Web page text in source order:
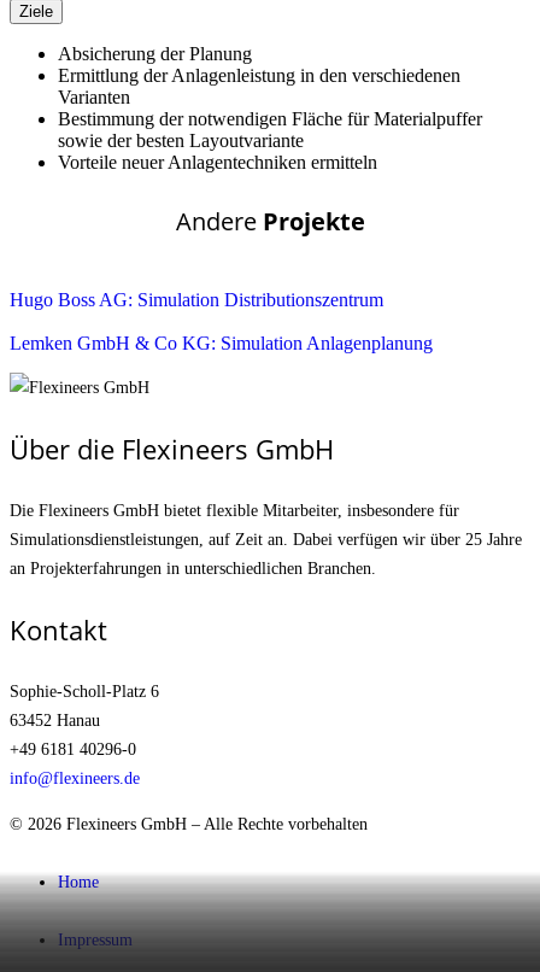
Ziele
Absicherung der Planung
Ermittlung der Anlagenleistung in den verschiedenen
Varianten
Bestimmung der notwendigen Fläche für Materialpuffer
sowie der besten Layoutvariante
Vorteile neuer Anlagentechniken ermitteln
Andere Projekte
Hugo Boss AG: Simulation Distributionszentrum
Lemken GmbH & Co KG: Simulation Anlagenplanung
Über die Flexineers GmbH
Die Flexineers GmbH bietet flexible Mitarbeiter, insbesondere für
Simulationsdienstleistungen, auf Zeit an. Dabei verfügen wir über 25 Jahre
an Projekterfahrungen in unterschiedlichen Branchen.
Kontakt
Sophie-Scholl-Platz 6
63452 Hanau
+49 6181 40296-0
info@flexineers.de
© 2026 Flexineers GmbH – Alle Rechte vorbehalten
Home
Impressum